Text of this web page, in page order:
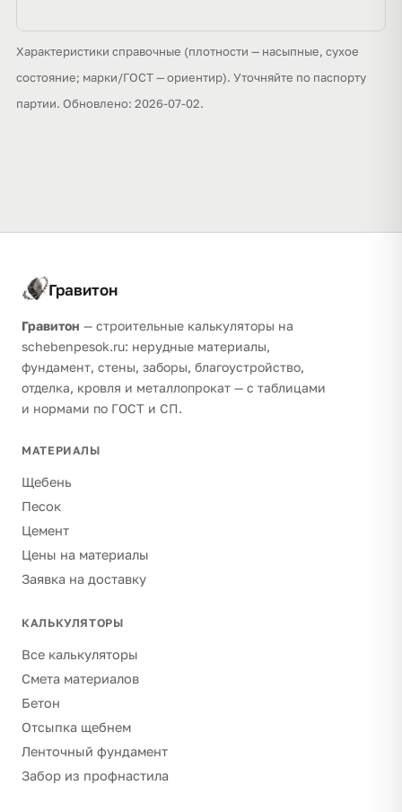
Характеристики справочные (плотности — насыпные, сухое
состояние; марки/ГОСТ — ориентир). Уточняйте по паспорту
партии. Обновлено: 2026-07-02.
Гравитон
Гравитон — строительные калькуляторы на
schebenpesok.ru: нерудные материалы,
фундамент, стены, заборы, благоустройство,
отделка, кровля и металлопрокат — с таблицами
и нормами по ГОСТ и СП.
МАТЕРИАЛЫ
Щебень
Песок
Цемент
Цены на материалы
Заявка на доставку
КАЛЬКУЛЯТОРЫ
Все калькуляторы
Смета материалов
Бетон
Отсыпка щебнем
Ленточный фундамент
Забор из профнастила